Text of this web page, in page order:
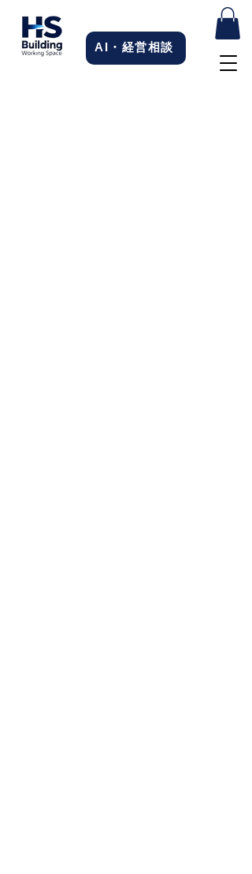
AI・経営相談